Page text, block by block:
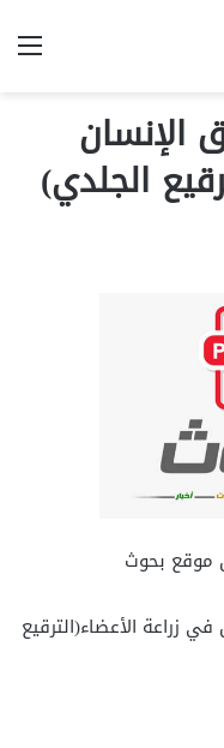
الإنسان
الجلدي)
موقع بحوث
زراعة الأعضاء(الترقيع